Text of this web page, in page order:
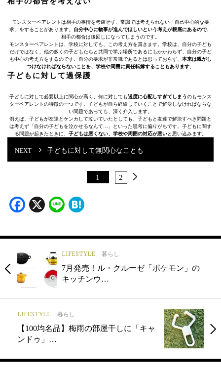
モンスターペアレントは相手の事情を考慮せず、常識では考えられない「自己中心的な要
求」をすることがあります。 自分中心に物事が進んでほしいという考えが根底にあるので、
相手の都合は後回しになってしまうのです。
モンスターペアレントは、学校に対しても、この考え方を貫きます。学校は、自分の子ども
だけではなく、他の多くの子どもたちと共同で学ぶ場所であるにもかかわらず、自分の子ど
も中心の考え方をするのです。自分の要求が非常識であるとは思っておらず、 本来は親がし
つけなければならないことを、学校や周囲に責任転嫁することもあります
子どもに対して過保護
子どもに対して必要以上に関心が高く、何に対しても過度に心配しすぎてしまうのもモンス
ターペアレントの特徴の一つです。子どもが自ら経験していくことで解決しなければならな
い問題であっても、深く介入します。
例えば、子どもが友達とケンカして泣いていたとしても、子どもと友達で解決すべき問題と
は考えず「自分の子どもを泣かせるなんて…」といった思考に偏りがちです。子どもに関す
る問題が起きたときに、 子どもは悪くない、学校や周囲の対応が悪いと思い込みます。
子どもに対して無関心なことも
1 2
Facebook
X Line
LIFESTYLE 暮らし
7月発売！ル・クルーゼ「ポケモン」の
キッチンウ…
LIFESTYLE 暮らし
【100均名品】梅雨の部屋干しに「キャ
ンドゥ」…